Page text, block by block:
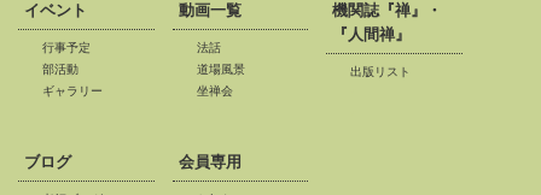
イベント
行事予定
部活動
ギャラリー
動画一覧
法話
道場風景
坐禅会
機関誌『禅』・
『人間禅』
出版リスト
ブログ 会員専用